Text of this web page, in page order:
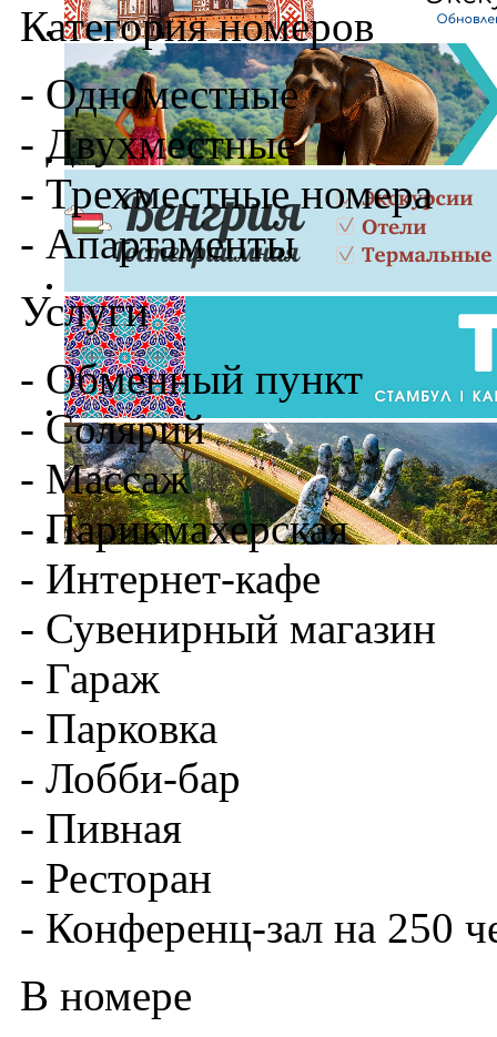
Категория номеров
- Одноместные
- Двухместные
- Трехместные номера
- Апартаменты
Услуги
- Обменный пункт
- Солярий
- Массаж
- Парикмахерская
- Интернет-кафе
- Сувенирный магазин
- Гараж
- Парковка
- Лобби-бар
- Пивная
- Ресторан
- Конференц-зал на 250
В номере